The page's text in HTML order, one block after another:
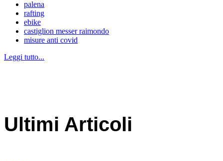
palena
rafting
ebike
castiglion messer raimondo
misure anti covid
Leggi tutto...
Ultimi Articoli